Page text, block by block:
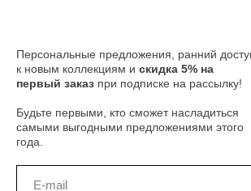
Персональные предложения, ранний
к новым коллекциям и скидка 5% на
первый заказ при подписке на рассылку!
Будьте первыми, кто сможет насладиться
самыми выгодными предложениями этого
года.